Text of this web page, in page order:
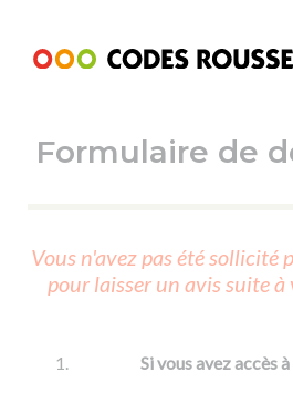
ESPACE ÉLÈVE
Code de la
Passer l'ASSR
Réviser le code
Passer l'ETM
Permis voiture
Formulaire de
Vous n'avez pas été sollicité
pour laisser un avis suite
Si vous avez accès